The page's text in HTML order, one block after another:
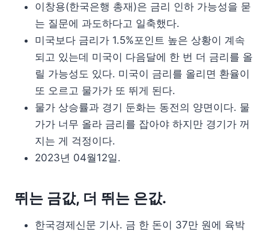
이창용(한국은행 총재)은 금리 인하 가능성을 묻
는 질문에 과도하다고 일축했다.
미국보다 금리가 1.5%포인트 높은 상황이 계속
되고 있는데 미국이 다음달에 한 번 더 금리를 올
릴 가능성도 있다. 미국이 금리를 올리면 환율이
또 오르고 물가가 또 뛰게 된다.
물가 상승률과 경기 둔화는 동전의 양면이다. 물
가가 너무 올라 금리를 잡아야 하지만 경기가 꺼
지는 게 걱정이다.
2023년 04월12일.
뛰는 금값, 더 뛰는 은값.
한국경제신문 기사. 금 한 돈이 37만 원에 육박